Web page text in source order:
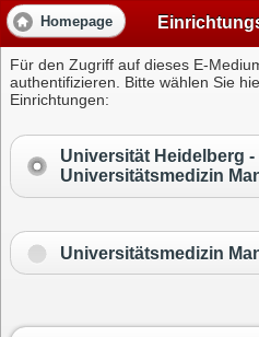
Homepage
Für den Zugriff auf dieses E-
authentifizieren. Bitte wählen Sie
Einrichtungen:
Universität Heidelberg -
Universitätsmedizin
Universitätsmedizin